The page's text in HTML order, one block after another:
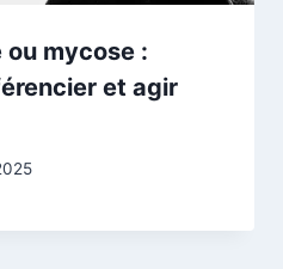
mycose :
et agir